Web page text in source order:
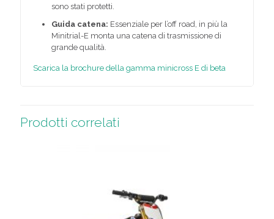
sono stati protetti.
Guida catena: Essenziale per l’off road, in più la
Minitrial-E monta una catena di trasmissione di
grande qualità.
Scarica la brochure della gamma minicross E di beta
Prodotti correlati